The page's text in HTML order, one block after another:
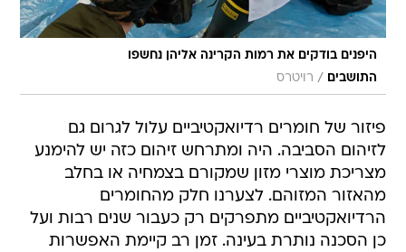
היפנים בודקים את רמות הקרינה אליהן נחשפו
התושבים
/ רויטרס
פיזור של חומרים רדיואקטיביים עלול לגרום גם
לזיהום הסביבה. היה ומתרחש זיהום כזה יש להימנע
מצריכת מוצרי מזון שמקורם בצמחיה או בחלב
מהאזור המזוהם. לצערנו חלק מהחומרים
הרדיואקטיביים מתפרקים רק כעבור שנים רבות ועל
כן הסכנה נותרת בעינה. זמן רב קיימת האפשרות